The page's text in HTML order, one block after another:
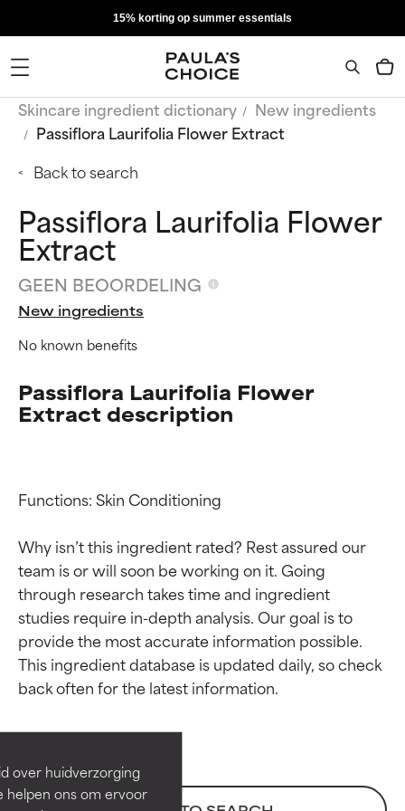
over huidverzorging
helpen ons om ervoor
15% korting op summer essentials
Skincare ingredient dictionary
New ingredients
Passiflora Laurifolia Flower Extract
Back to search
Passiflora Laurifolia Flower
Extract
GEEN BEOORDELING
New ingredients
No known benefits
Passiflora Laurifolia Flower
Extract description
Functions: Skin Conditioning
Why isn’t this ingredient rated? Rest assured our
team is or will soon be working on it. Going
through research takes time and ingredient
studies require in-depth analysis. Our goal is to
provide the most accurate information possible.
This ingredient database is updated daily, so check
Beoordelingen van
ingrediënten
Bewezen en ondersteund door
onafhankelijk onderzoek.
Beoordelingen van
ingrediënten
Bewezen en ondersteund door
onafhankelijk onderzoek.